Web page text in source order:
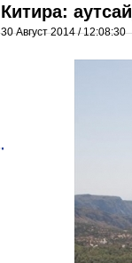
Китира:
30 Август 2014 / 12:08:30